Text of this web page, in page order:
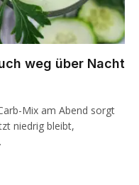
weg über Nacht
Mix am Abend sorgt
niedrig bleibt,